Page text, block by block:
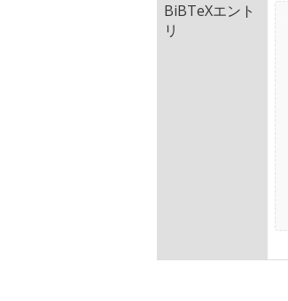
BiBTeXエント
リ